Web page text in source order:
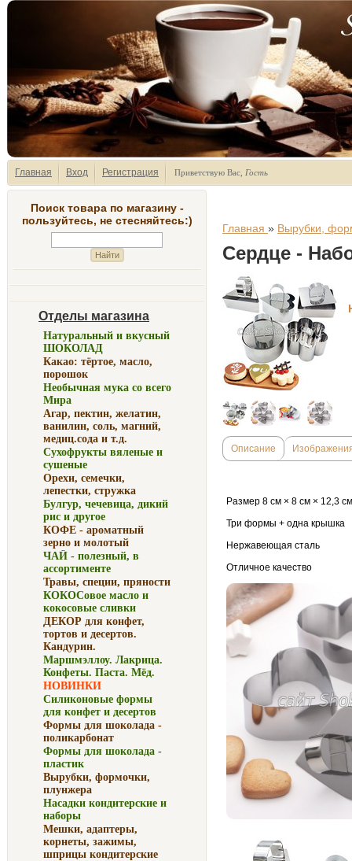
Главная Вход Регистрация Приветствую Вас Гость
Поиск товара по магазину -
пользуйтесь, не стесняйтесь:)
Отделы магазина
Натуральный и вкусный
ШОКОЛАД
Какао: тёртое, масло,
порошок
Необычная мука со всего
Мира
Агар, пектин, желатин,
ванилин, соль, магний,
медиц.сода и т.д.
Сухофрукты вяленые и
сушеные
Орехи, семечки,
лепестки, стружка
Булгур, чечевица, дикий
рис и другое
КОФЕ - ароматный
зерно и молотый
ЧАЙ - полезный, в
ассортименте
Травы, специи, пряности
КОКОСовое масло и
кокосовые сливки
ДЕКОР для конфет,
тортов и десертов.
Кандурин.
Маршмэллоу. Лакрица.
Конфеты. Паста. Мёд.
НОВИНКИ
Силиконовые формы
для конфет и десертов
Формы для шоколада -
поликарбонат
Формы для шоколада -
пластик
Вырубки, формочки,
плунжера
Насадки кондитерские и
наборы
Мешки, адаптеры,
корнеты, зажимы,
шприцы кондитерские
Главная » Вырубки,
Сердце -
Описание
Размер 8 см × 8 см × 12,3 см
Три формы + одна крышка
Нержавеющая сталь
Отличное качество